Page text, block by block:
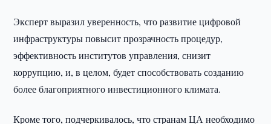
Эксперт выразил уверенность, что развитие цифровой
инфраструктуры повысит прозрачность процедур,
эффективность институтов управления, снизит
коррупцию, и, в целом, будет способствовать созданию
более благоприятного инвестиционного климата.
Кроме того, подчеркивалось, что странам ЦА необходимо